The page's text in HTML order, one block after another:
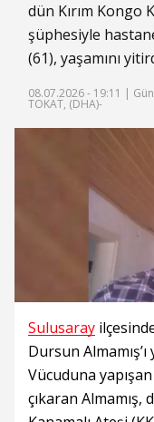
dün Kırım Kongo
şüphesiyle
(61), yaşamını
08.07.2026 - 19:11 |
TOKAT, (DHA)-
Sulusaray
Dursun
Vücuduna
çıkaran Almamış,